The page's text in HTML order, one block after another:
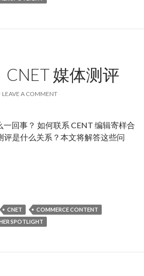
媒体测评
LEAVE A COMMENT
回事？ 如何联系 CENT 编辑寄样合
评是什么关系？本文将解答这些问
绍：CNET 媒体测评
CNET
COMMERCE CONTENT
SPOTLIGHT